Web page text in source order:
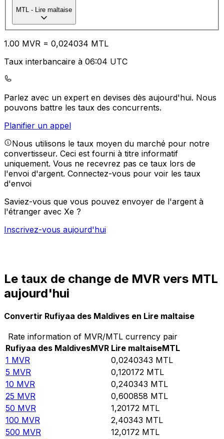
MTL - Lire maltaise
1.00 MVR = 0,024034 MTL
Taux interbancaire à 06:04 UTC
Parlez avec un expert en devises dès aujourd'hui. Nous
pouvons battre les taux des concurrents.
Planifier un appel
Nous utilisons le taux moyen du marché pour notre
convertisseur. Ceci est fourni à titre informatif
uniquement. Vous ne recevrez pas ce taux lors de
l'envoi d'argent. Connectez-vous pour voir les taux
d'envoi
Saviez-vous que vous pouvez envoyer de l'argent à
l'étranger avec Xe ?
Inscrivez-vous aujourd'hui
Le taux de change de MVR vers MTL
aujourd'hui
Convertir Rufiyaa des Maldives en Lire maltaise
Rate information of MVR/MTL currency pair
Rufiyaa des MaldivesMVR Lire maltaiseMTL
1 MVR 0,0240343 MTL
5 MVR 0,120172 MTL
10 MVR 0,240343 MTL
25 MVR 0,600858 MTL
50 MVR 1,20172 MTL
100 MVR 2,40343 MTL
500 MVR 12,0172 MTL